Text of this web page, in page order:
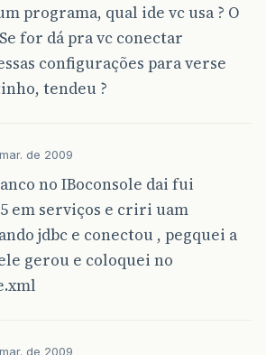
programa, qual ide vc usa ? O
for dá pra vc conectar
configurações para verse
tendeu ?
de 2009
no IBoconsole dai fui
em serviços e criri uam
jdbc e conectou , pegquei a
gerou e coloquei no
de 2009